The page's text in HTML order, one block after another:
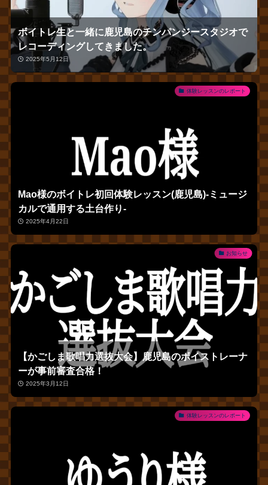
ボイトレ生と一緒に鹿児島のチンパンジースタジオで
レコーディングしてきました。
2025年5月12日
体験レッスンのレポート
Mao様のボイトレ初回体験レッスン(鹿児島)‐ミュージ
カルで通用する土台作り‐
2025年4月22日
お知らせ
【かごしま歌唱力選抜大会】鹿児島のボイストレーナ
ーが事前審査合格！
2025年3月12日
体験レッスンのレポート